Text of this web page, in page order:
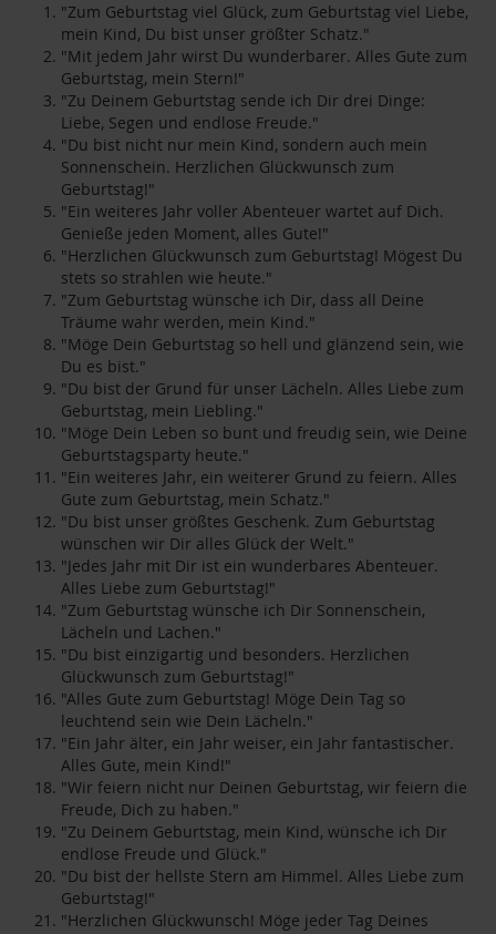
"Zum Geburtstag viel Glück, zum Geburtstag viel Liebe,
mein Kind, Du bist unser größter Schatz."
"Mit jedem Jahr wirst Du wunderbarer. Alles Gute zum
Geburtstag, mein Stern!"
"Zu Deinem Geburtstag sende ich Dir drei Dinge:
Liebe, Segen und endlose Freude."
"Du bist nicht nur mein Kind, sondern auch mein
Sonnenschein. Herzlichen Glückwunsch zum
Geburtstag!"
"Ein weiteres Jahr voller Abenteuer wartet auf Dich.
Genieße jeden Moment, alles Gute!"
"Herzlichen Glückwunsch zum Geburtstag! Mögest Du
stets so strahlen wie heute."
"Zum Geburtstag wünsche ich Dir, dass all Deine
Träume wahr werden, mein Kind."
"Möge Dein Geburtstag so hell und glänzend sein, wie
Du es bist."
"Du bist der Grund für unser Lächeln. Alles Liebe zum
Geburtstag, mein Liebling."
"Möge Dein Leben so bunt und freudig sein, wie Deine
Geburtstagsparty heute."
"Ein weiteres Jahr, ein weiterer Grund zu feiern. Alles
Gute zum Geburtstag, mein Schatz."
"Du bist unser größtes Geschenk. Zum Geburtstag
wünschen wir Dir alles Glück der Welt."
"Jedes Jahr mit Dir ist ein wunderbares Abenteuer.
Alles Liebe zum Geburtstag!"
"Zum Geburtstag wünsche ich Dir Sonnenschein,
Lächeln und Lachen."
"Du bist einzigartig und besonders. Herzlichen
Glückwunsch zum Geburtstag!"
"Alles Gute zum Geburtstag! Möge Dein Tag so
leuchtend sein wie Dein Lächeln."
"Ein Jahr älter, ein Jahr weiser, ein Jahr fantastischer.
Alles Gute, mein Kind!"
"Wir feiern nicht nur Deinen Geburtstag, wir feiern die
Freude, Dich zu haben."
"Zu Deinem Geburtstag, mein Kind, wünsche ich Dir
endlose Freude und Glück."
"Du bist der hellste Stern am Himmel. Alles Liebe zum
Geburtstag!"
"Herzlichen Glückwunsch! Möge jeder Tag Deines